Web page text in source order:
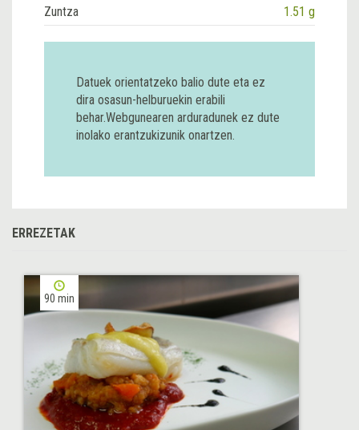
Zuntza 1.51 g
Datuek orientatzeko balio dute eta ez
dira osasun-helburuekin erabili
behar.Webgunearen arduradunek ez dute
inolako erantzukizunik onartzen.
ERREZETAK
90 min